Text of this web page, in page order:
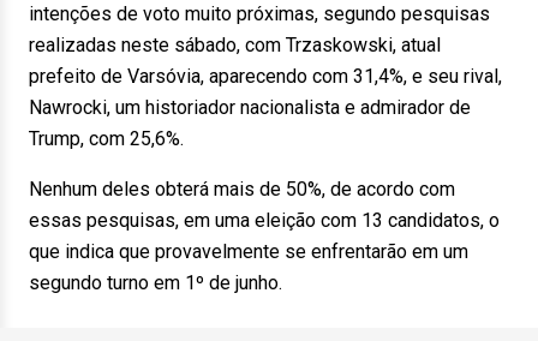
intenções de voto muito próximas, segundo pesquisas
realizadas neste sábado, com Trzaskowski, atual
prefeito de Varsóvia, aparecendo com 31,4%, e seu rival,
Nawrocki, um historiador nacionalista e admirador de
Trump, com 25,6%.
Nenhum deles obterá mais de 50%, de acordo com
essas pesquisas, em uma eleição com 13 candidatos, o
que indica que provavelmente se enfrentarão em um
segundo turno em 1º de junho.